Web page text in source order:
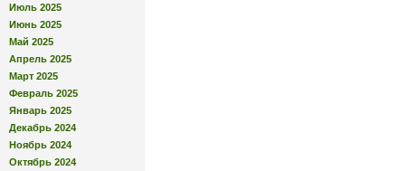
Июль 2025
Июнь 2025
Май 2025
Апрель 2025
Март 2025
Февраль 2025
Январь 2025
Декабрь 2024
Ноябрь 2024
Октябрь 2024